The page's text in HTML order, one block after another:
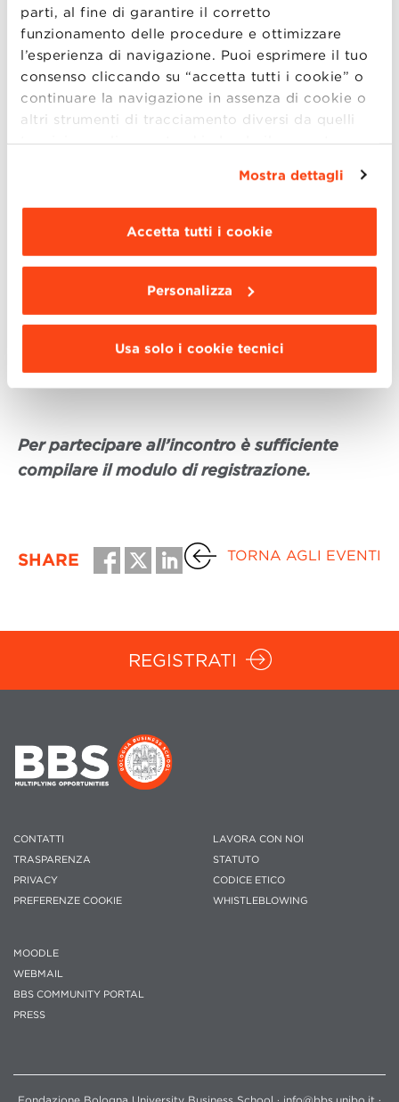
parti, al fine di garantire il corretto
funzionamento delle procedure e ottimizzare
l’esperienza di navigazione. Puoi esprimere il tuo
consenso cliccando su “accetta tutti i cookie” o
continuare la navigazione in assenza di cookie o
altri strumenti di tracciamento diversi da quelli
tecnici semplicemente chiudendo il presente
Dettagli ”. Per
modificare le impostazioni di navigazione e
scegliere le funzionalità, le terze parti e i cookie
Mostra dettagli
Accetta tutti i cookie
Personalizza
Usa solo i cookie tecnici
Alberto Ferrari |Direttore Generale,
Banca di Bologna
Gianluigi Serafini |Equity Partner,
Grimaldi Alliance
Marco Moscatti | Presidente, Gruppo
Imprenditrice, Inglese
srl
Massimiliano Marchesini |Imprenditore,
Due Emme Pack
Alfredo Montanari| Former Managing
Per partecipare all’incontro è sufficiente
compilare il modulo di registrazione.
SHARE TORNA AGLI EVENTI
REGISTRATI
CONTATTI
TRASPARENZA
PRIVACY
PREFERENZE COOKIE
LAVORA CON NOI
STATUTO
CODICE ETICO
WHISTLEBLOWING
MOODLE
WEBMAIL
BBS COMMUNITY PORTAL
PRESS